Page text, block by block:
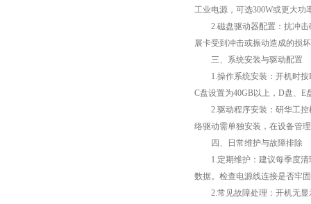
工业电源，可选300W或更大功
2.磁盘驱动器配置：抗冲击
展卡受到冲击或振动造成的损
三、系统安装与驱动配置
1.操作系统安装：开机时按
C盘设置为40GB以上，D盘、
2.驱动程序安装：研华工控
络驱动需单独安装，在设备管
四、日常维护与故障排除
1.定期维护：建议每季度清
数据。检查电源线连接是否牢
2.常见故障处理：开机无显